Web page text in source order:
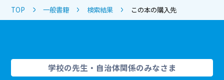
TOP 一般書籍 検索結果 この本の購入先
学校の先生・自治体関係のみなさま